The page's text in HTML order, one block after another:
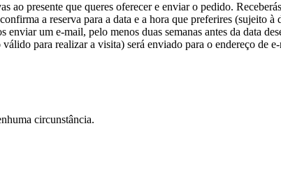
presente que queres oferecer e enviar o pedido.
a reserva para a data e a hora que preferires (sujeito à
enviar um e-mail, pelo menos duas semanas antes da data
para realizar a visita) será enviado para o endereço de
circunstância.